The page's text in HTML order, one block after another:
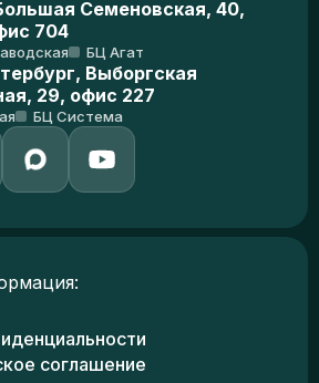
Семеновская, 40,
704
БЦ Агат
Выборгская
29, офис 227
БЦ Система
соглашение